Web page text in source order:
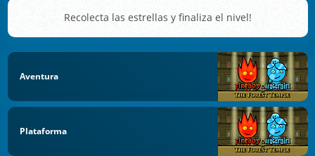
Recolecta las estrellas y finaliza el nivel!
Aventura
Plataforma